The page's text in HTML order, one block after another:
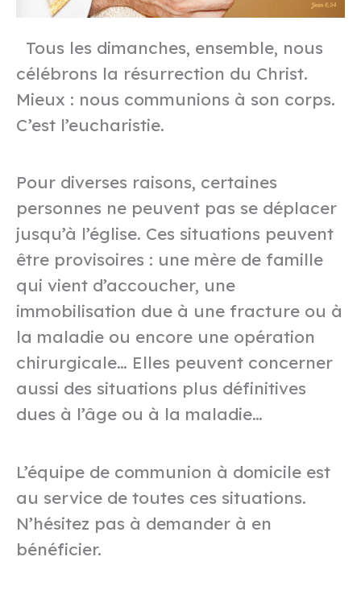
Tous les dimanches, ensemble, nous
célébrons la résurrection du Christ.
Mieux : nous communions à son corps.
C’est l’eucharistie.
Pour diverses raisons, certaines
personnes ne peuvent pas se déplacer
jusqu’à l’église. Ces situations peuvent
être provisoires : une mère de famille
qui vient d’accoucher, une
immobilisation due à une fracture ou à
la maladie ou encore une opération
chirurgicale… Elles peuvent concerner
aussi des situations plus définitives
dues à l’âge ou à la maladie…
L’équipe de communion à domicile est
au service de toutes ces situations.
N’hésitez pas à demander à en
bénéficier.